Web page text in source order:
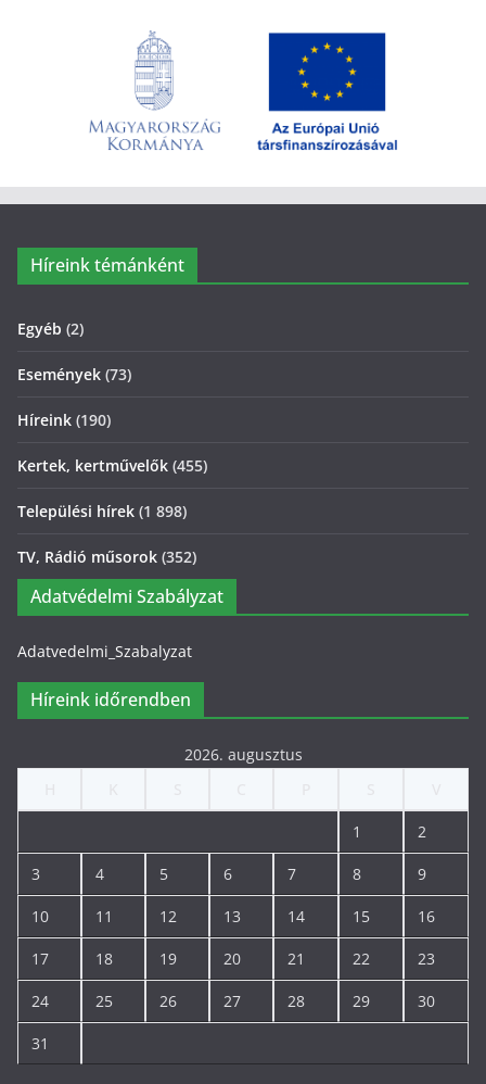
Híreink témánként
Egyéb (2)
Események (73)
Híreink (190)
Kertek, kertművelők (455)
Települési hírek (1 898)
TV, Rádió műsorok (352)
Adatvédelmi Szabályzat
Adatvedelmi_Szabalyzat
Híreink időrendben
2026. augusztus
1 2
3 4 5 6 7 8 9
10 11 12 13 14 15 16
17 18 19 20 21 22 23
24 25 26 27 28 29 30
31